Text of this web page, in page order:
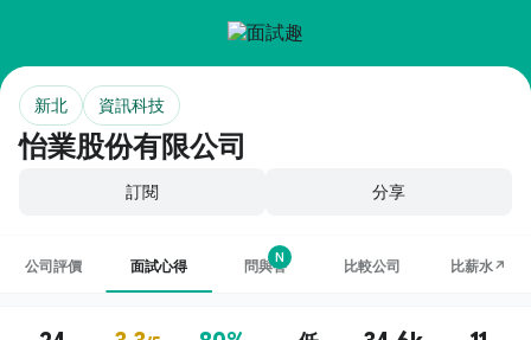
怡業股份有限公司
新北 資訊科技
訂閱 分享
公司評價 面試心得 問與答
N
比較公司 比薪水↗